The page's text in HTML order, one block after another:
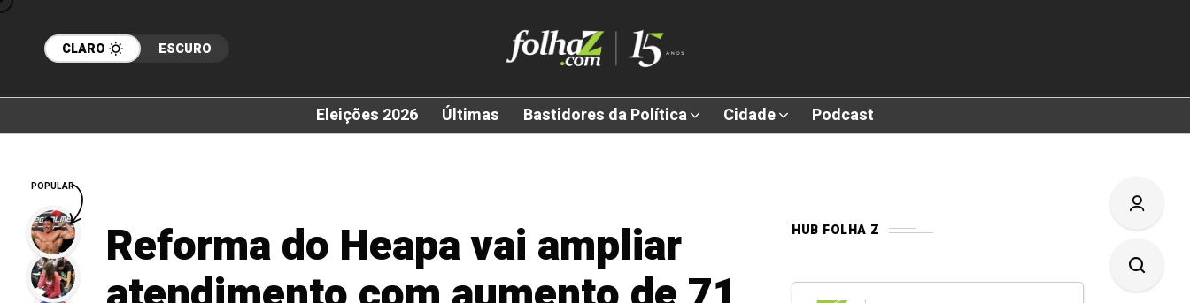
CLARO ESCURO
Eleições 2026 Últimas Bastidores da Política Cidade Podcast
Reforma do Heapa vai ampliar HUB FOLHA Z
POPULAR